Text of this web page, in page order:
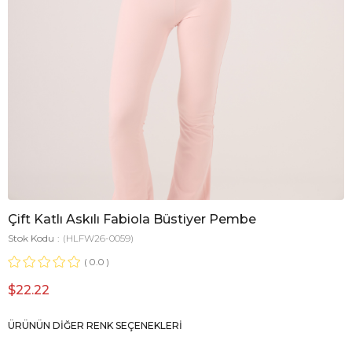
Çift Katlı Askılı Fabiola Büstiyer Pembe
Stok Kodu
(HLFW26-0059)
0.0
$22.22
ÜRÜNÜN DIĞER RENK SEÇENEKLERI